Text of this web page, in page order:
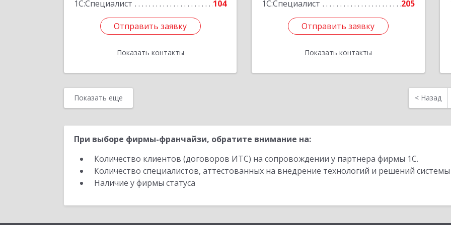
1С:Специалист
104
Отправить заявку
Показать контакты
Отправить заявку
Назад
1С:Специалист
205
Отправить заявку
Показать контакты
Отправить заявку
Назад
Показать еще < Назад
При выборе фирмы-франчайзи, обратите внимание на:
Количество клиентов (договоров ИТС) на сопровождении у партнера фирмы 1С.
Количество специалистов, аттестованных на внедрение технологий и решений
Наличие у фирмы статуса